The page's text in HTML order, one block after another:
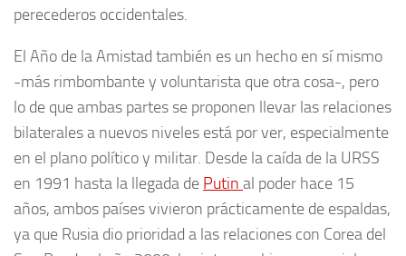
perecederos occidentales.
El Año de la Amistad también es un hecho en sí mismo
-más rimbombante y voluntarista que otra cosa-, pero
lo de que ambas partes se proponen llevar las relaciones
bilaterales a nuevos niveles está por ver, especialmente
en el plano político y militar. Desde la caída de la URSS
en 1991 hasta la llegada de Putin al poder hace 15
años, ambos países vivieron prácticamente de espaldas,
ya que Rusia dio prioridad a las relaciones con Corea del